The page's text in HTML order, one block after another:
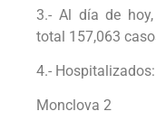
3.- Al día de
total 157,063
4.-
Monclova 2